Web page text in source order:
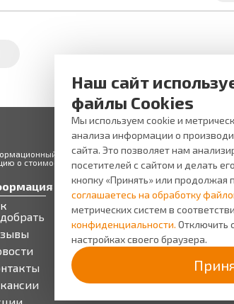
характер и ни при каких условиях не
о стоимости товаров и услуг, пожалуйста,
Сервисы
Запись на прием
Бонусная
программа
О
О
Наш сайт
файлы Cookies
Мы используем cookie и
анализа информации о
сайта. Это позволяет нам
посетителей с сайтом и делать
кнопку «Принять» или продолжая
соглашаетесь на обработку
метрических систем в
конфиденциальности. Отключить
настройках своего браузера.